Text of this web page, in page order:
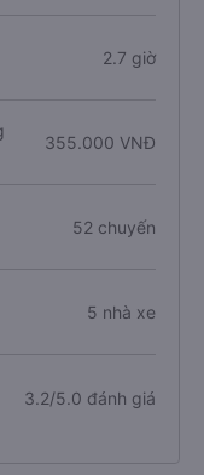
127 km
2.7 giờ
355.000 VNĐ
52 chuyến
5 nhà xe